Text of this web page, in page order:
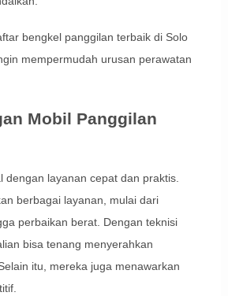
bengkel panggilan terbaik di Solo
mempermudah urusan perawatan
Mobil Panggilan
dengan layanan cepat dan praktis.
berbagai layanan, mulai dari
perbaikan berat. Dengan teknisi
bisa tenang menyerahkan
itu, mereka juga menawarkan